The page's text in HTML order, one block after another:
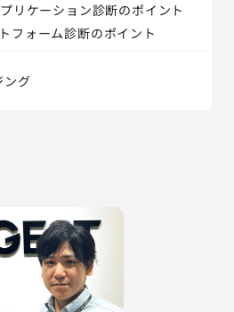
プリケーション診断のポイント
フォーム診断のポイント
ング